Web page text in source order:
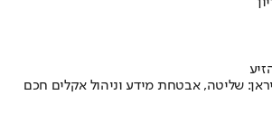
שליטה, אבטחת מידע וניהול אקלים חכם